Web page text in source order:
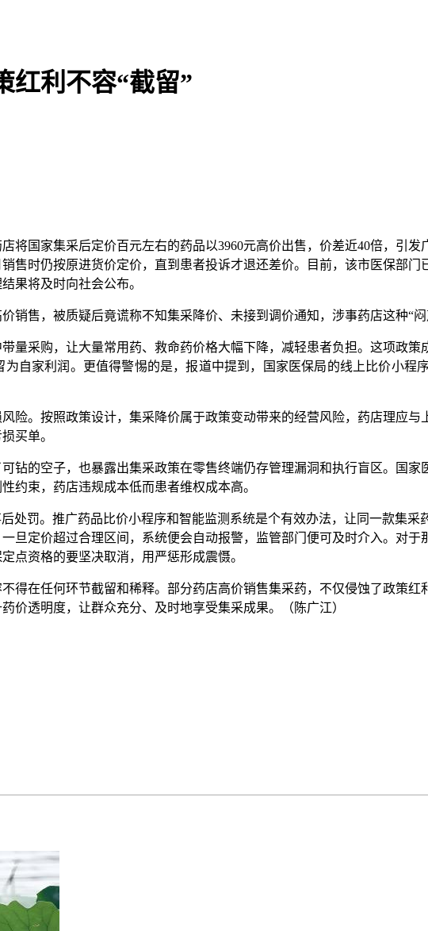
红利不容“截留”
国家集采后定价百元左右的药品以3960元高价出售，价差近40倍，引发
售时仍按原进货价定价，直到患者投诉才退还差价。目前，该市医保部
果将及时向社会公布。
售，被质疑后竟谎称不知集采降价、未接到调价通知，涉事药店这种“闷
采购，让大量常用药、救命药价格大幅下降，减轻患者负担。这项政策
自家利润。更值得警惕的是，报道中提到，国家医保局的线上比价小程
。按照政策设计，集采降价属于政策变动带来的经营风险，药店理应与
买单。
的空子，也暴露出集采政策在零售终端仍存管理漏洞和执行盲区。国家
约束，药店违规成本低而患者维权成本高。
罚。推广药品比价小程序和智能监测系统是个有效办法，让同一款集采
旦定价超过合理区间，系统便会自动报警，监管部门便可及时介入。对
点资格的要坚决取消，用严惩形成震慑。
在任何环节截留和稀释。部分药店高价销售集采药，不仅侵蚀了政策红
价透明度，让群众充分、及时地享受集采成果。（陈广江）